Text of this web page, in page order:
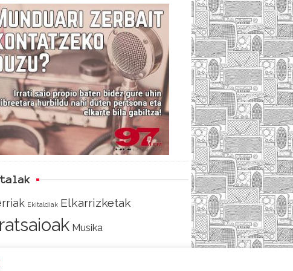
c
e
b
o
o
i
t
t
e
r
e
d
Ekitaldiak Elkarrizketak
Musika